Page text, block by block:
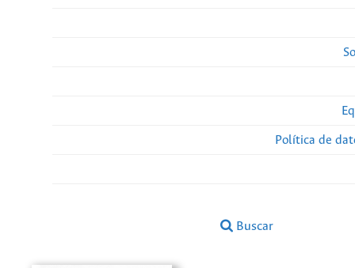
Política de
Buscar